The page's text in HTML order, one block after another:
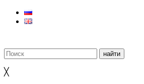
╳